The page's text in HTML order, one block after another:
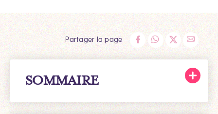
Partager la page
SOMMAIRE